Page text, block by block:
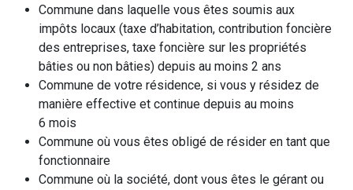
Commune dans laquelle vous êtes soumis aux
impôts locaux (taxe d’habitation, contribution foncière
des entreprises, taxe foncière sur les propriétés
bâties ou non bâties) depuis au moins 2 ans
Commune de votre résidence, si vous y résidez de
manière effective et continue depuis au moins
6 mois
Commune où vous êtes obligé de résider en tant que
fonctionnaire
Commune où la société, dont vous êtes le gérant ou